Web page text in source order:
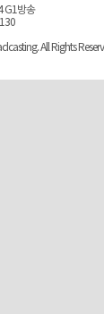
G1방송
All Rights